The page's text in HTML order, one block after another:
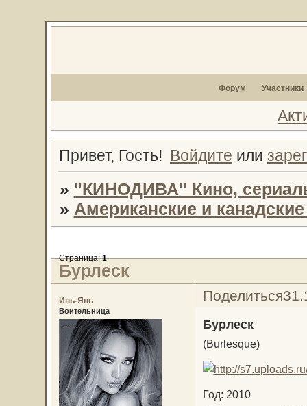
Форум Участники
Привет, Гость! Войдите или
» "КИНОДИВА" Кино,
» Американские и
Бурлеск
Страница:1
Поделиться
Инь-Янь
Воительница
Бурлеск
(Burlesque)
Год: 2010